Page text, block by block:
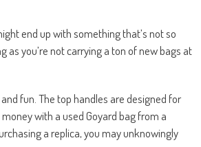
end up with something that’s not so
as you’re not carrying a ton of new bags at
fun. The top handles are designed for
with a used Goyard bag from a
a replica, you may unknowingly